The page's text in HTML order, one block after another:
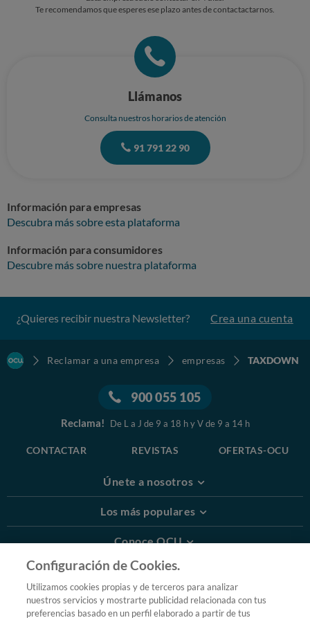
ENORMEMENTE POR LA ATENCION CORRECTA AL CLIENTE
me ha salido por un pico este año la "asesoría???" Si se le puede llamar asi
Te recomendamos que esperes ese plazo antes de contactactarnos.
Llámanos
Consulta nuestros horarios de atención
91 791 22 90
Información para empresas
Descubra más sobre esta plataforma
Información para consumidores
Descubre más sobre nuestra plataforma
¿Quieres recibir nuestra Newsletter? Crea una cuenta
Reclamar a una empresa empresas TAXDOWN
900 055 105
Reclama! De L a J de 9 a 18 h y V de 9 a 14 h
CONTACTAR REVISTAS OFERTAS-OCU
Únete a nosotros
Los más populares
Conoce OCU
Más Información
© 2026 OCU
Configuración de Cookies.
Utilizamos cookies propias y de terceros para analizar
nuestros servicios y mostrarte publicidad relacionada con tus
preferencias basado en un perfil elaborado a partir de tus